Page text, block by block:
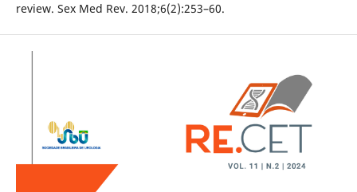
review. Sex Med Rev. 2018;6(2):253–60.